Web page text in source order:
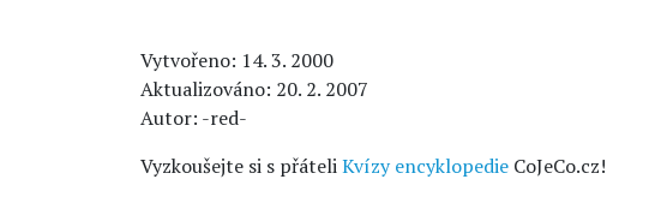
Vytvořeno: 14. 3. 2000
Aktualizováno: 20. 2. 2007
Autor: -red-
Vyzkoušejte si s přáteliKvízy encyklopedie CoJeCo.cz!